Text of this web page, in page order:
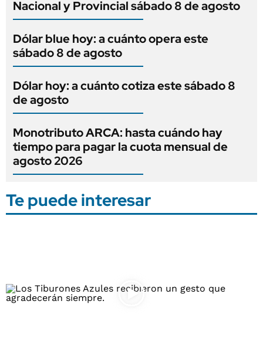
Nacional y Provincial sábado 8 de agosto
Dólar blue hoy: a cuánto opera este
sábado 8 de agosto
Dólar hoy: a cuánto cotiza este sábado 8
de agosto
Monotributo ARCA: hasta cuándo hay
tiempo para pagar la cuota mensual de
agosto 2026
Te puede interesar